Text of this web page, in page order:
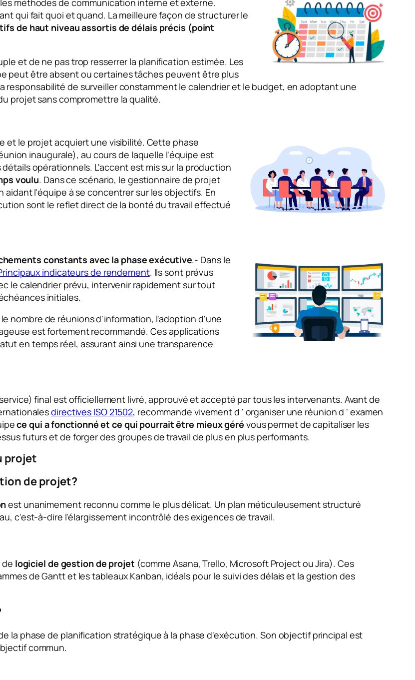
méthodes de communication interne et externe.
qui fait quoi et quand. La meilleure façon de structurer le
de haut niveau assortis de délais précis (point
et de ne pas trop resserrer la planification estimée. Les
peut être absent ou certaines tâches peuvent être plus
responsabilité de surveiller constamment le calendrier et le budget, en adoptant une
projet sans compromettre la qualité.
et le projet acquiert une visibilité. Cette phase
inaugurale), au cours de laquelle l'équipe est
opérationnels. L'accent est mis sur la production
voulu. Dans ce scénario, le gestionnaire de projet
l'équipe à se concentrer sur les objectifs. En
sont le reflet direct de la bonté du travail effectué
constants avec la phase exécutive.- Dans le
indicateurs de rendement. Ils sont prévus
le calendrier prévu, intervenir rapidement sur tout
initiales.
nombre de réunions d'information, l'adoption d'une
est fortement recommandé. Ces applications
en temps réel, assurant ainsi une transparence
final est officiellement livré, approuvé et accepté par tous les intervenants. Avant de
directives ISO 21502, recommande vivement d ' organiser une réunion d ' examen
ce qui a fonctionné et ce qui pourrait être mieux géré vous permet de capitaliser les
futurs et de forger des groupes de travail de plus en plus performants.
projet
de projet?
est unanimement reconnu comme le plus délicat. Un plan méticuleusement structuré
, c'est-à-dire l'élargissement incontrôlé des exigences de travail.
de logiciel de gestion de projet (comme Asana, Trello, Microsoft Project ou Jira). Ces
de Gantt et les tableaux Kanban, idéals pour le suivi des délais et la gestion des
la phase de planification stratégique à la phase d'exécution. Son objectif principal est
commun.